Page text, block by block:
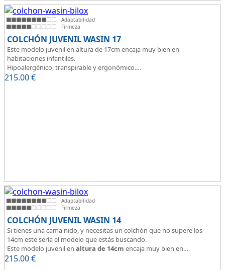
Adaptabilidad
Firmeza
COLCHÓN JUVENIL WASIN 17
Este modelo juvenil en altura de 17cm encaja muy bien en
habitaciones infantiles.
Hipoalergénico, transpirable y ergonómico.
Suave y elegante tejido Strech360g de Bilox.
215.00€
Adaptabilidad
Firmeza
COLCHÓN JUVENIL WASIN 14
Si tienes una cama nido, y necesitas un colchón que no supere los
14cm este sería el modelo que estás buscando.
Este modelo juvenil en altura de 14cm encaja muy bien en
habitaciones infantiles.
215.00€